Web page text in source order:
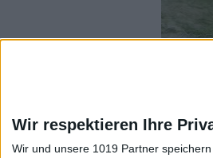
Wir respektieren Ihre
Wir und unsere 1019 Partner Aktuelles